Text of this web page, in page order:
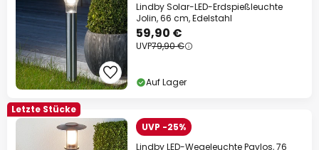
Lindby Solar-LED-Erdspießleuchte
Jolin, 66 cm, Edelstahl
59,90 €
UVP79,90 €
Auf Lager
Letzte Stücke
UVP -25%
Lindby LED-Wegeleuchte Pavlos, 76